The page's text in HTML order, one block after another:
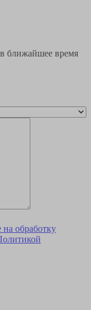
ближайшее время
на обработку